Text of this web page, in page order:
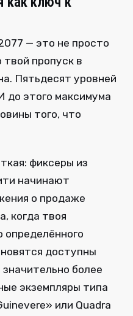
— это не просто
пропуск в
Пятьдесят уровней
до этого максимума
того, что
фиксеры из
начинают
о продаже
когда твоя
определённого
доступны
более
экземпляры типа
или Quadra